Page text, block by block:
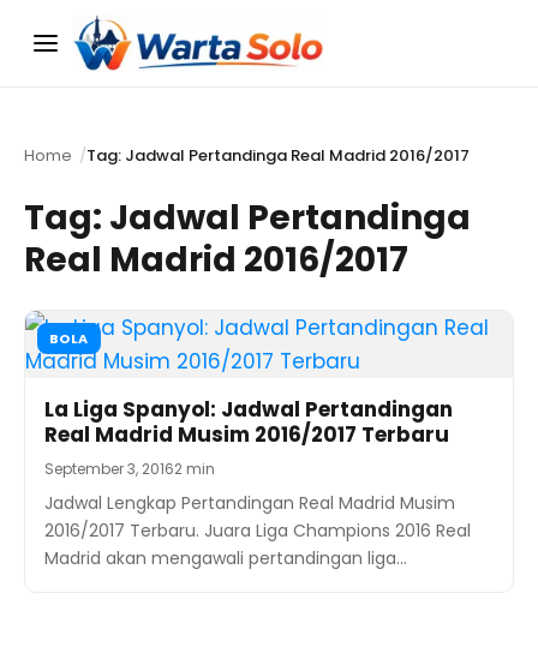
Menu
Home Tag: Jadwal Pertandinga Real Madrid 2016/2017
Tag: Jadwal Pertandinga
Real Madrid 2016/2017
BOLA
La Liga Spanyol: Jadwal Pertandingan
Real Madrid Musim 2016/2017 Terbaru
September 3, 20162 min
Jadwal Lengkap Pertandingan Real Madrid Musim
2016/2017 Terbaru. Juara Liga Champions 2016 Real
Madrid akan mengawali pertandingan liga…